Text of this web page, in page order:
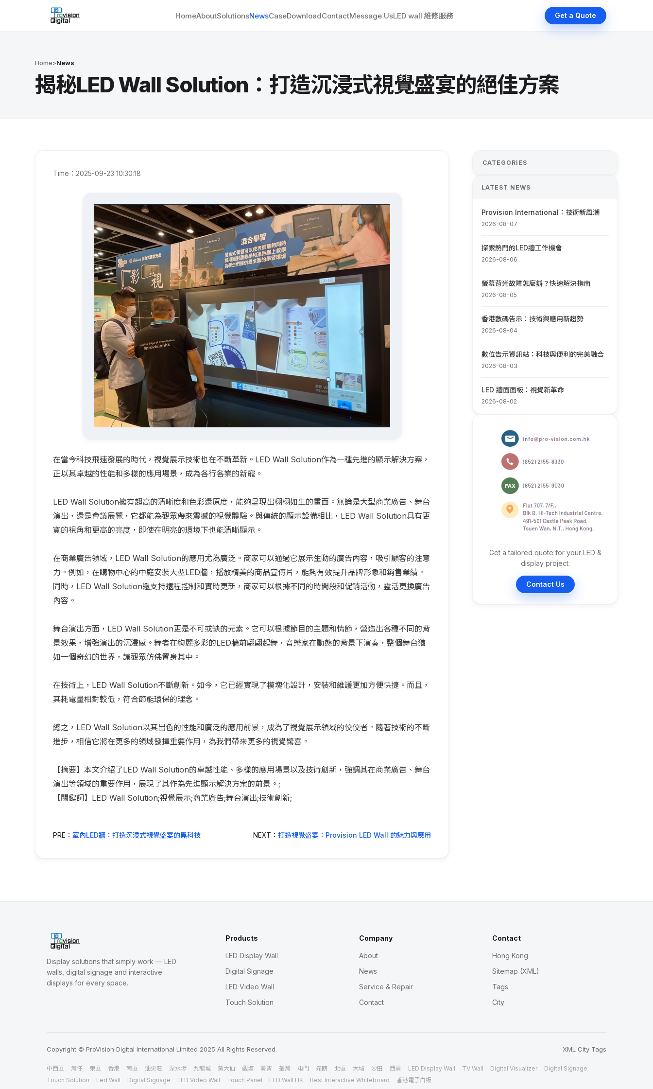
HomeAboutSolutionsNewsCaseDownloadContactMessage UsLED wall 維修服務 Get a Quote
Home>News
揭秘LED Wall Solution：打造沉浸式視覺盛宴的絕佳方案
Time：2025-09-23 10:30:18
在當今科技飛速發展的時代，視覺展示技術也在不斷革新。LED Wall Solution作為一種先進的顯示解決方案，
正以其卓越的性能和多樣的應用場景，成為各行各業的新寵。
LED Wall Solution擁有超高的清晰度和色彩還原度，能夠呈現出栩栩如生的畫面。無論是大型商業廣告、舞台
演出，還是會議展覽，它都能為觀眾帶來震撼的視覺體驗。與傳統的顯示設備相比，LED Wall Solution具有更
寬的視角和更高的亮度，即使在明亮的環境下也能清晰顯示。
在商業廣告領域，LED Wall Solution的應用尤為廣泛。商家可以通過它展示生動的廣告內容，吸引顧客的注意
力。例如，在購物中心的中庭安裝大型LED牆，播放精美的商品宣傳片，能夠有效提升品牌形象和銷售業績。
同時，LED Wall Solution還支持遠程控制和實時更新，商家可以根據不同的時間段和促銷活動，靈活更換廣告
內容。
舞台演出方面，LED Wall Solution更是不可或缺的元素。它可以根據節目的主題和情節，營造出各種不同的背
景效果，增強演出的沉浸感。舞者在絢麗多彩的LED牆前翩翩起舞，音樂家在動態的背景下演奏，整個舞台猶
如一個奇幻的世界，讓觀眾仿佛置身其中。
在技術上，LED Wall Solution不斷創新。如今，它已經實現了模塊化設計，安裝和維護更加方便快捷。而且，
其耗電量相對較低，符合節能環保的理念。
總之，LED Wall Solution以其出色的性能和廣泛的應用前景，成為了視覺展示領域的佼佼者。隨著技術的不斷
進步，相信它將在更多的領域發揮重要作用，為我們帶來更多的視覺驚喜。
【摘要】本文介紹了LED Wall Solution的卓越性能、多樣的應用場景以及技術創新，強調其在商業廣告、舞台
演出等領域的重要作用，展現了其作為先進顯示解決方案的前景。;
【關鍵詞】LED Wall Solution;視覺展示;商業廣告;舞台演出;技術創新;
PRE： 室內LED牆：打造沉浸式視覺盛宴的黑科技 NEXT： 打造視覺盛宴：Provision LED Wall 的魅力與應用
CATEGORIES
LATEST NEWS
Provision International：技術新風潮
2026-08-07
探索熱門的LED牆工作機會
2026-08-06
螢幕背光故障怎麼辦？快速解決指南
2026-08-05
香港數碼告示：技術與應用新趨勢
2026-08-04
數位告示資訊站：科技與便利的完美融合
2026-08-03
LED 牆面面板：視覺新革命
2026-08-02
Get a tailored quote for your LED &
display project.
Contact Us
Display solutions that simply work — LED
walls, digital signage and interactive
displays for every space.
Products
LED Display Wall
Digital Signage
LED Video Wall
Touch Solution
Company
About
News
Service & Repair
Contact
Contact
Hong Kong
Sitemap (XML)
Tags
City
Copyright © ProVision Digital International Limited 2025 All Rights Reserved. XML City Tags
中西區 灣仔 東區 香港 南區 油尖旺 深水埗 九龍城 黃大仙 觀塘 葵青 荃灣 屯門 元朗 北區 大埔 沙田 西貢 LED Display Wall TV Wall Digital Visualizer
Digital Signage
Touch Solution
Led Wall Digital Signage LED Video Wall Touch Panel LED Wall HK Best Interactive Whiteboard 香港電子白板